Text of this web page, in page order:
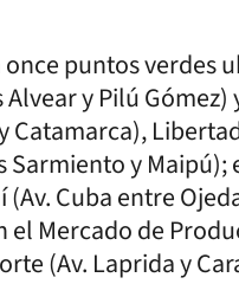
puntos verdes
y Pilú
Sarmiento y
Cuba entre
el Mercado de
(Av. Laprida y